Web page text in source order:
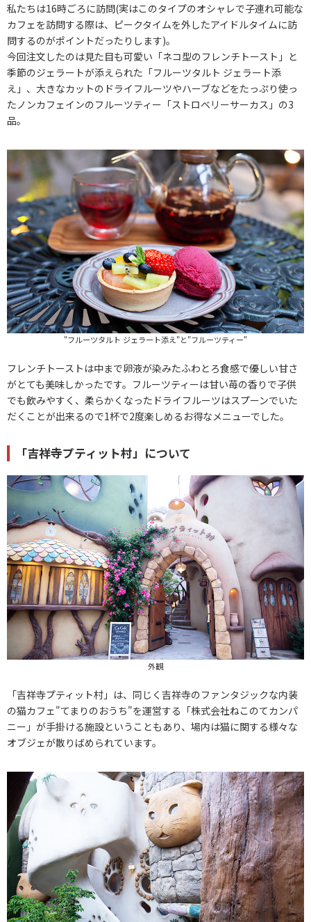
私たちは16時ごろに訪問(実はこのタイプのオシャレで子連れ可能な
カフェを訪問する際は、ピークタイムを外したアイドルタイムに訪
問するのがポイントだったりします)。
今回注文したのは見た目も可愛い「ネコ型のフレンチトースト」と
季節のジェラートが添えられた「フルーツタルト ジェラート添
え」、大きなカットのドライフルーツやハーブなどをたっぷり使っ
たノンカフェインのフルーツティー「ストロベリーサーカス」の3
品。
"フルーツタルト ジェラート添え"と"フルーツティー"
フレンチトーストは中まで卵液が染みたふわとろ食感で優しい甘さ
がとても美味しかったです。フルーツティーは甘い苺の香りで子供
でも飲みやすく、柔らかくなったドライフルーツはスプーンでいた
だくことが出来るので1杯で2度楽しめるお得なメニューでした。
「吉祥寺プティット村」について
外観
「吉祥寺プティット村」は、同じく吉祥寺のファンタジックな内装
の猫カフェ"てまりのおうち"を運営する「株式会社ねこのてカンパ
ニー」が手掛ける施設ということもあり、場内は猫に関する様々な
オブジェが散りばめられています。